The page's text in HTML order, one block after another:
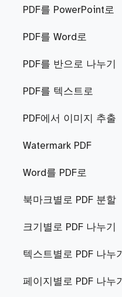
PDF를 PowerPoint로
PDF를 Word로
PDF를 반으로 나누기
PDF를 텍스트로
PDF에서 이미지 추출
Watermark PDF
Word를 PDF로
북마크별로 PDF 분할
크기별로 PDF 나누기
텍스트별로 PDF 나누기
페이지별로 PDF 나누기